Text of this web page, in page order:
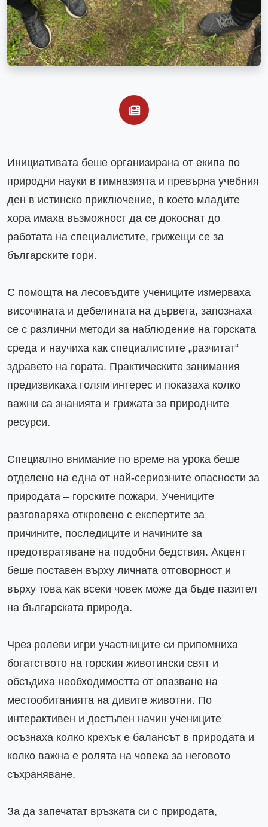
Инициативата беше организирана от екипа по
природни науки в гимназията и превърна учебния
ден в истинско приключение, в което младите
хора имаха възможност да се докоснат до
работата на специалистите, грижещи се за
българските гори.
С помощта на лесовъдите учениците измерваха
височината и дебелината на дървета, запознаха
се с различни методи за наблюдение на горската
среда и научиха как специалистите „разчитат“
здравето на гората. Практическите занимания
предизвикаха голям интерес и показаха колко
важни са знанията и грижата за природните
ресурси.
Специално внимание по време на урока беше
отделено на една от най-сериозните опасности за
природата – горските пожари. Учениците
разговаряха откровено с експертите за
причините, последиците и начините за
предотвратяване на подобни бедствия. Акцент
беше поставен върху личната отговорност и
върху това как всеки човек може да бъде пазител
на българската природа.
Чрез ролеви игри участниците си припомниха
богатството на горския животински свят и
обсъдиха необходимостта от опазване на
местообитанията на дивите животни. По
интерактивен и достъпен начин учениците
осъзнаха колко крехък е балансът в природата и
колко важна е ролята на човека за неговото
съхраняване.
За да запечатат връзката си с природата,